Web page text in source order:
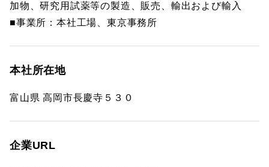
加物、研究用試薬等の製造、販売、輸出および輸入
■事業所：本社工場、東京事務所
本社所在地
富山県 高岡市長慶寺５３０
企業URL